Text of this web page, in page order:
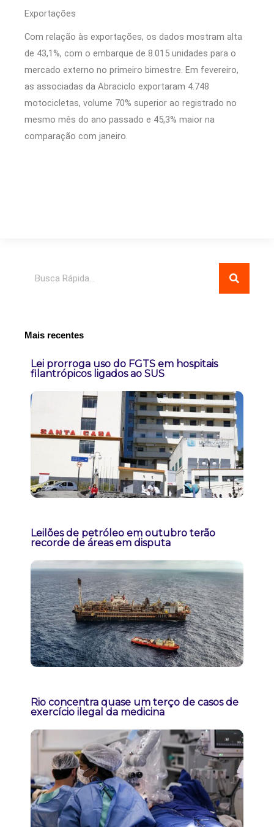
Exportações
Com relação às exportações, os dados mostram alta
de 43,1%, com o embarque de 8.015 unidades para o
mercado externo no primeiro bimestre. Em fevereiro,
as associadas da Abraciclo exportaram 4.748
motocicletas, volume 70% superior ao registrado no
mesmo mês do ano passado e 45,3% maior na
comparação com janeiro.
Mais recentes
Lei prorroga uso do FGTS em hospitais
filantrópicos ligados ao SUS
Leilões de petróleo em outubro terão
recorde de áreas em disputa
Rio concentra quase um terço de casos de
exercício ilegal da medicina